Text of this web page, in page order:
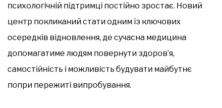
психологічній підтримці постійно зростає. Новий
центр покликаний стати одним із ключових
осередків відновлення, де сучасна медицина
допомагатиме людям повернути здоров’я,
самостійність і можливість будувати майбутнє
попри пережиті випробування.